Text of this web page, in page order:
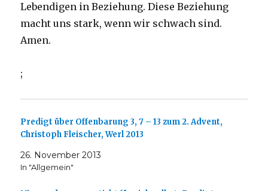
Lebendigen in Beziehung. Diese Beziehung
macht uns stark, wenn wir schwach sind.
Amen.
;
Predigt über Offenbarung 3, 7 – 13 zum 2. Advent,
Christoph Fleischer, Werl 2013
26. November 2013
In "Allgemein"